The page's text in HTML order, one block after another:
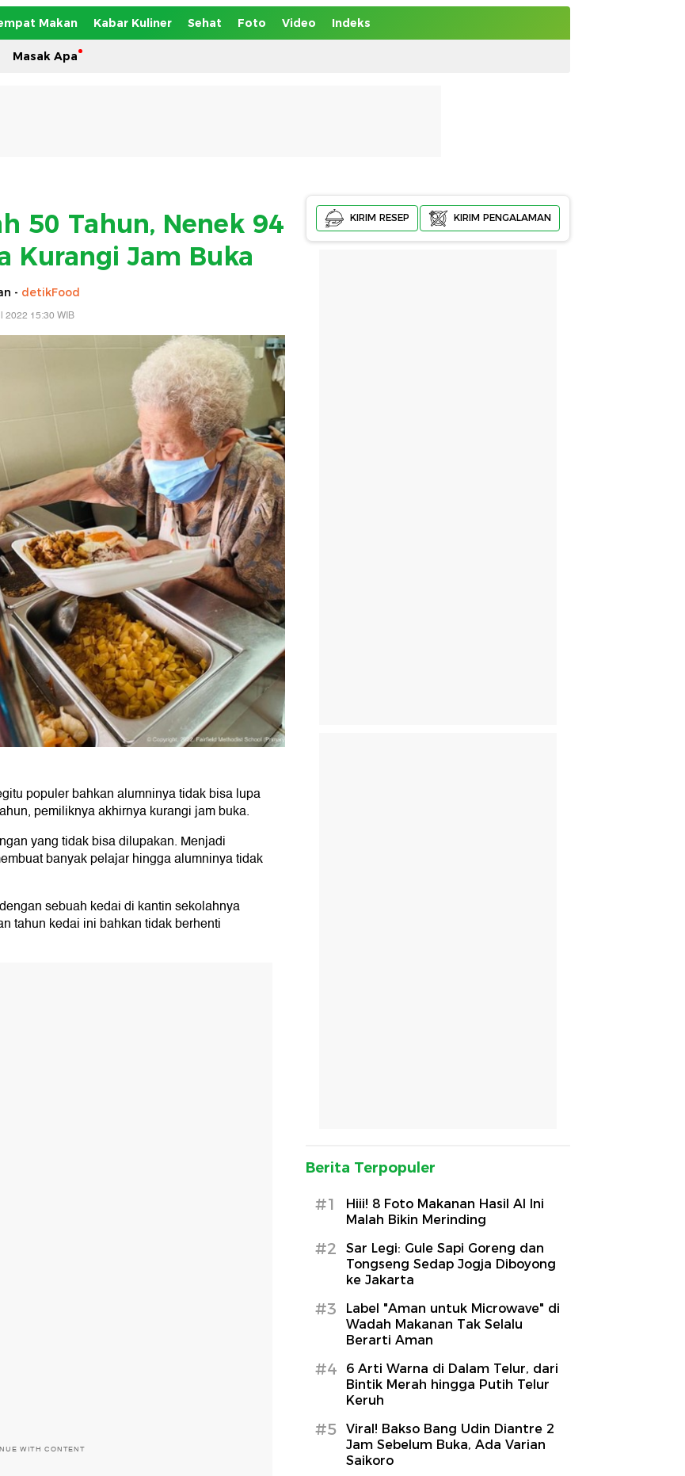
Makan Kabar Kuliner Sehat Foto Video Indeks
Masak Apa
50 Tahun, Nenek 94
Kurangi Jam Buka
- detikFood
2022 15:30 WIB
populer bahkan alumninya tidak bisa lupa
pemiliknya akhirnya kurangi jam buka.
yang tidak bisa dilupakan. Menjadi
banyak pelajar hingga alumninya tidak
sebuah kedai di kantin sekolahnya
tahun kedai ini bahkan tidak berhenti
WITH CONTENT
KIRIM RESEP KIRIM PENGALAMAN
Berita Terpopuler
#1
Hiii! 8 Foto Makanan Hasil AI Ini
Malah Bikin Merinding
#2
Sar Legi: Gule Sapi Goreng dan
Tongseng Sedap Jogja Diboyong
ke Jakarta
#3
Label "Aman untuk Microwave" di
Wadah Makanan Tak Selalu
Berarti Aman
#4
6 Arti Warna di Dalam Telur, dari
Bintik Merah hingga Putih Telur
Keruh
#5
Viral! Bakso Bang Udin Diantre 2
Jam Sebelum Buka, Ada Varian
Saikoro